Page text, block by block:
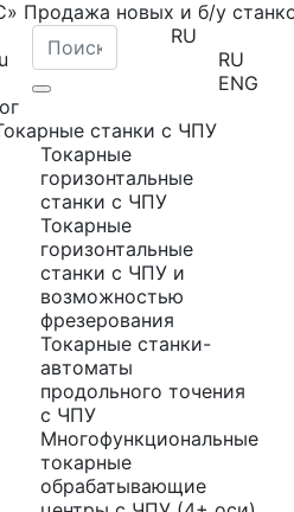
Продажа новых и б/у
RU
RU
ENG
станки с ЧПУ
Токарные
горизонтальные
станки с ЧПУ
Токарные
горизонтальные
станки с ЧПУ и
возможностью
фрезерования
Токарные станки-
автоматы
продольного точения
с ЧПУ
Многофункциональные
токарные
обрабатывающие